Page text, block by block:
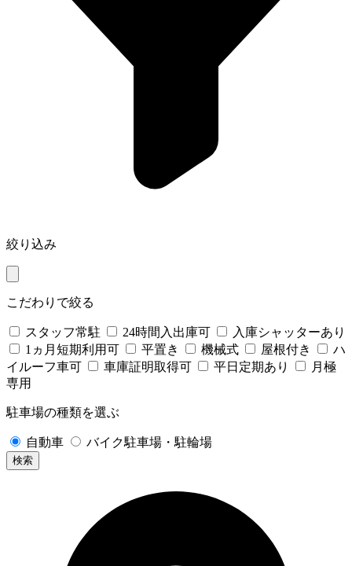
絞り込み
こだわりで絞る
スタッフ常駐 24時間入出庫可
入庫シャッターあり
1ヵ月短期利用可
平置き 機械式 屋根付き
ハ
イルーフ車可
車庫証明取得可 平日定期あり
月極
専用
駐車場の種類を選ぶ
自動車 バイク駐車場・駐輪場
検索